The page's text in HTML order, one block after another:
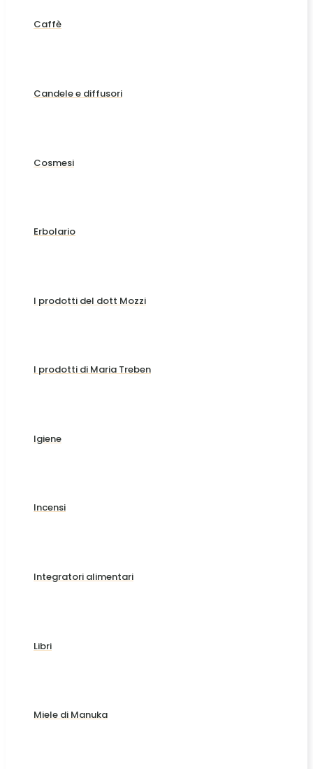
Caffè
Candele e diffusori
Cosmesi
Erbolario
I prodotti del dott Mozzi
I prodotti di Maria Treben
Igiene
Incensi
Integratori alimentari
Libri
Miele di Manuka